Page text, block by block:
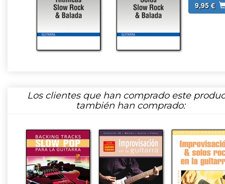
9,95 €
Los clientes que han comprado este
también han comprado: